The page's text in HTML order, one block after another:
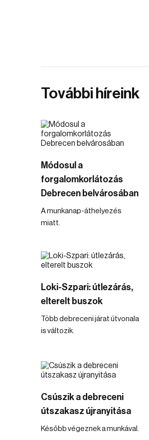
További híreink
Módosul a
forgalomkorlátozás
Debrecen belvárosában
A munkanap-áthelyezés
miatt.
Loki-Szpari: útlezárás,
elterelt buszok
Több debreceni járat útvonala
is változik.
Csúszik a debreceni
útszakasz újranyitása
Később végeznek a munkával.